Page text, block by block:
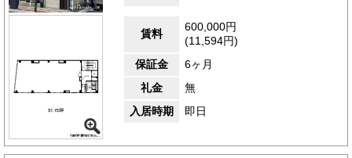
賃料
600,000円
(11,594円)
保証金
6ヶ月
礼金
無
入居時期
即日